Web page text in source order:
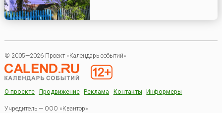
© 2005—2026 Проект «Календарь событий»
О проекте Продвижение Реклама Контакты Информеры
Учредитель — ООО «Квантор»